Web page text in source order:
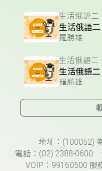
生活俄語二
生活俄語
羅勝雄
生活俄語二
生活俄語
羅勝雄
頁尾資訊地址：(100052)
電話：(02) 2388-0600
VOIP：99160500 服